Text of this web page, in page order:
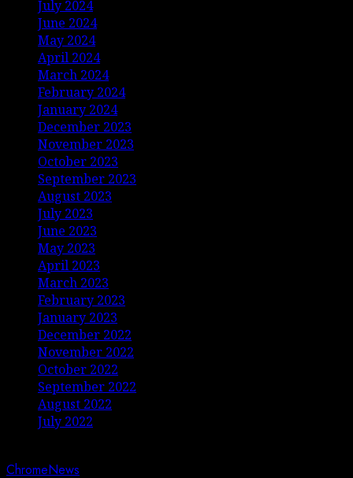
July 2024
June 2024
May 2024
April 2024
March 2024
February 2024
January 2024
December 2023
November 2023
October 2023
September 2023
August 2023
July 2023
June 2023
May 2023
April 2023
March 2023
February 2023
January 2023
December 2022
November 2022
October 2022
September 2022
August 2022
July 2022
ChromeNews